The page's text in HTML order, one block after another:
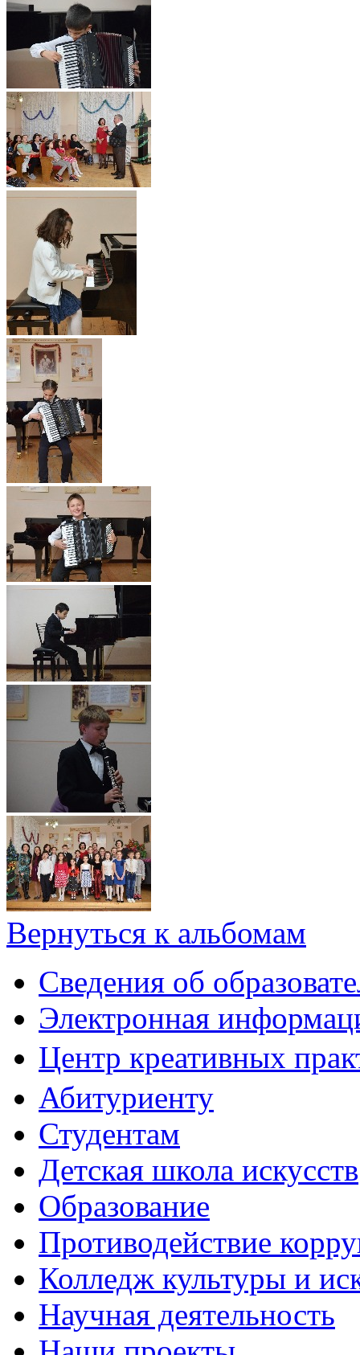
Вернуться к альбомам
Сведения об
Электронная
Центр креативных
Абитуриенту
Студентам
Детская школа искусств
Образование
Противодействие
Колледж культуры и
Научная деятельность